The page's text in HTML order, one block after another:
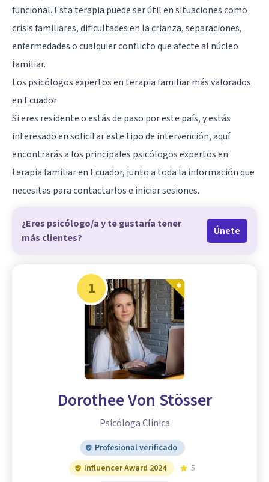
funcional. Esta terapia puede ser útil en situaciones como
crisis familiares, dificultades en la crianza, separaciones,
enfermedades o cualquier conflicto que afecte al núcleo
familiar.
Los psicólogos expertos en terapia familiar más valorados
en Ecuador
Si eres residente o estás de paso por este país, y estás
interesado en solicitar este tipo de intervención, aquí
encontrarás a los principales psicólogos expertos en
terapia familiar en Ecuador, junto a toda la información que
necesitas para contactarlos e iniciar sesiones.
¿Eres psicólogo/a y te gustaría tener
más clientes?
Únete
1
Dorothee Von Stösser
Psicóloga Clínica
Profesional verificado
Influencer Award 2024
5